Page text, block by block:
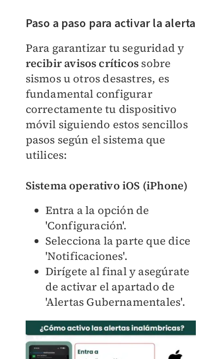
Paso a paso para activar la alerta
Para garantizar tu seguridad y
recibir avisos críticos sobre
sismos u otros desastres, es
fundamental configurar
correctamente tu dispositivo
móvil siguiendo estos sencillos
pasos según el sistema que
utilices:
Sistema operativo iOS (iPhone)
Entra a la opción de
'Configuración'.
Selecciona la parte que dice
'Notificaciones'.
Dirígete al final y asegúrate
de activar el apartado de
'Alertas Gubernamentales'.